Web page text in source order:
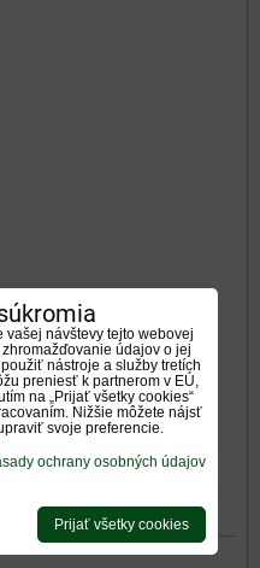
LinkedInWhatsApp
E-
mail
0
návštevy tejto webovej
údajov o jej
nástroje a služby tretích
preniesť k partnerom v EÚ,
na „Prijať všetky cookies“
Nižšie môžete nájsť
svoje preferencie.
ochrany osobných údajov
Prijať všetky cookies